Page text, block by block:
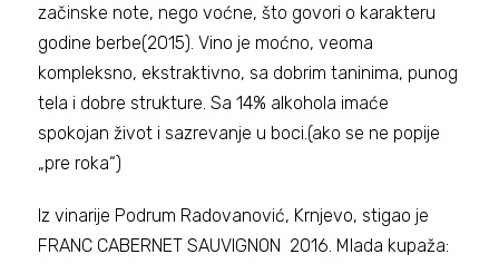
začinske note, nego voćne, što govori o karakteru
godine berbe(2015). Vino je moćno, veoma
kompleksno, ekstraktivno, sa dobrim taninima, punog
tela i dobre strukture. Sa 14% alkohola imaće
spokojan život i sazrevanje u boci.(ako se ne popije
„pre roka“)
Iz vinarije Podrum Radovanović, Krnjevo, stigao je
FRANC CABERNET SAUVIGNON 2016. Mlada kupaža: